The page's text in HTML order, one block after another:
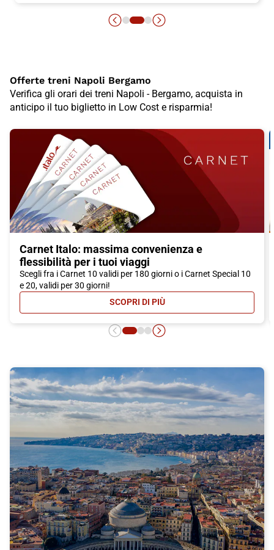
Offerte treni Napoli Bergamo
Verifica gli orari dei treni Napoli - Bergamo, acquista in
anticipo il tuo biglietto in Low Cost e risparmia!
Carnet Italo: massima convenienza e
flessibilità per i tuoi viaggi
Scegli fra i Carnet 10 validi per 180 giorni o i Carnet Special 10
e 20, validi per 30 giorni!
SCOPRI DI PIÙ- CARNET ITALO: MASSIMA